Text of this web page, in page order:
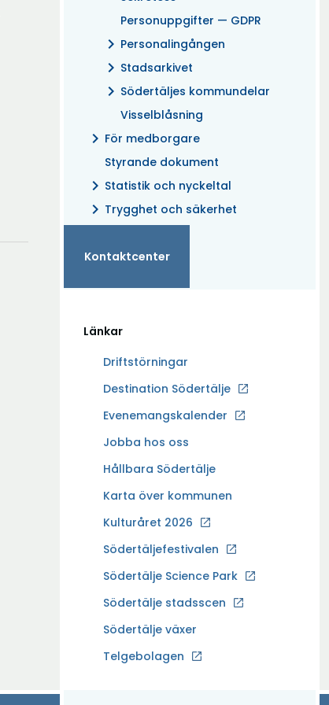
Personuppgifter — GDPR
chevron_right Personalingången
chevron_right Stadsarkivet
chevron_right Södertäljes kommundelar
Visselblåsning
chevron_right För medborgare
Styrande dokument
chevron_right Statistik och nyckeltal
chevron_right Trygghet och säkerhet
Kontaktcenter
Länkar
Driftstörningar
Destination Södertälje
Ö
p
n
a
y
t
f
ö
n
t
Evenemangskalender
Jobba hos oss
Ö
p
n
a
y
t
f
ö
Hållbara Södertälje
Karta över kommunen
Kulturåret 2026
Södertäljefestivalen
Södertälje Science Park
Ö
p
n
a
Södertälje stadsscen
Södertälje växer
Telgebolagen
Ö